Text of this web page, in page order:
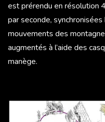
est prérendu en résolution
par seconde,
mouvements des
augmentés à l’aide des
manège.